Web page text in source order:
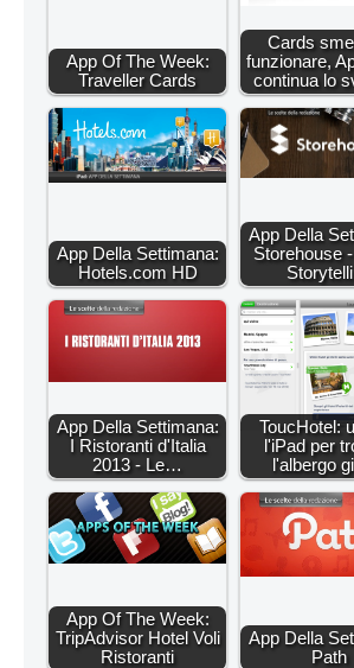
App Of The Week:
Traveller Cards
Cards
funzionare,
continua lo
App Della Settimana:
Hotels.com HD
App Della
Storehouse
App Della Settimana:
I Ristoranti d'Italia
2013 - Le…
ToucHotel:
l'iPad per
l'albergo
App Of The Week:
TripAdvisor Hotel Voli
Ristoranti
App Della
Path